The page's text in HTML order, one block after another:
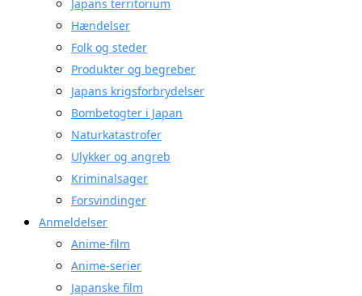
Japans territorium
Hændelser
Folk og steder
Produkter og begreber
Japans krigsforbrydelser
Bombetogter i Japan
Naturkatastrofer
Ulykker og angreb
Kriminalsager
Forsvindinger
Anmeldelser
Anime-film
Anime-serier
Japanske film